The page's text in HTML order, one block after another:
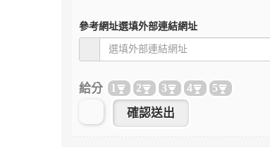
參考網址選填外部連結網址
給分 1 2 3 4 5